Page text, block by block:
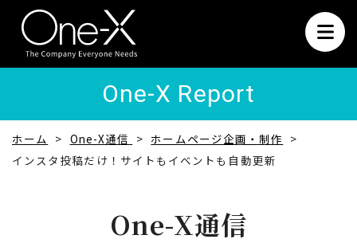
One-X Report
ホーム One-X通信
ホームページ企画・制作
インスタ投稿だけ！サイトもイベントも自動更新
One-X通信